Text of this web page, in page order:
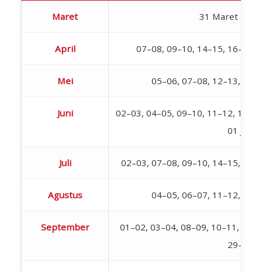
Maret 31 Maret – 01
April 07–08, 09–10, 14–15, 16–17,
Mei 05–06, 07–08, 12–13,
Juni
02–03, 04–05, 09–10, 11–12,
01 Juli
Juli 02–03, 07–08, 09–10, 14–15,
Agustus 04–05, 06–07, 11–12,
September
01–02, 03–04, 08–09, 10–11,
29–30